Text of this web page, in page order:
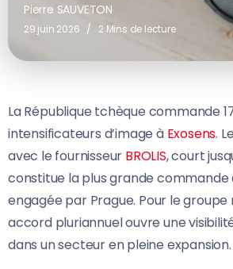
Pierre SAUVETON
29 juin 2026 2 Mins de lecture
La République tchèque commande
intensificateurs d’image à Exosens.
avec le fournisseur BROLIS, court
constitue la plus grande commande
engagée par Prague. Pour le
accord pluriannuel ouvre une
dans un secteur en pleine expansion.